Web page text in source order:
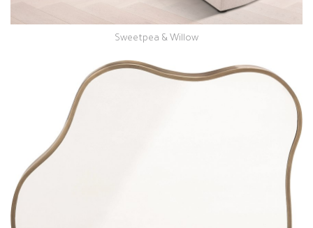
Sweetpea & Willow